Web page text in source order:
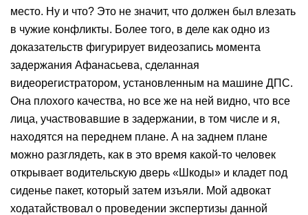
место. Ну и что? Это не значит, что должен был влезать
в чужие конфликты. Более того, в деле как одно из
доказательств фигурирует видеозапись момента
задержания Афанасьева, сделанная
видеорегистратором, установленным на машине ДПС.
Она плохого качества, но все же на ней видно, что все
лица, участвовавшие в задержании, в том числе и я,
находятся на переднем плане. А на заднем плане
можно разглядеть, как в это время какой-то человек
открывает водительскую дверь «Шкоды» и кладет под
сиденье пакет, который затем изъяли. Мой адвокат
ходатайствовал о проведении экспертизы данной